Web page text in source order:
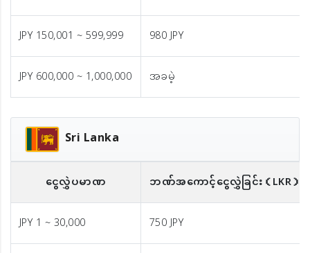
JPY 150,001 ~ 599,999
980 JPY
JPY 600,000 ~ 1,000,000
အခမဲ့
Sri Lanka
ငွေလွှဲပမာဏ ဘဏ်အကောင့်ငွေလွှဲခြင်း（LKR）
JPY 1 ~ 30,000
750 JPY